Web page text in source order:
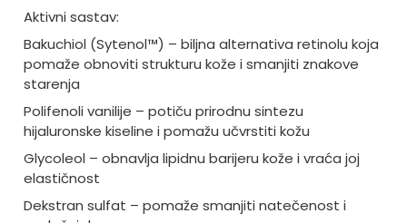
Aktivni sastav:
Bakuchiol (Sytenol™) – biljna alternativa retinolu koja
pomaže obnoviti strukturu kože i smanjiti znakove
starenja
Polifenoli vanilije – potiču prirodnu sintezu
hijaluronske kiseline i pomažu učvrstiti kožu
Glycoleol – obnavlja lipidnu barijeru kože i vraća joj
elastičnost
Dekstran sulfat – pomaže smanjiti natečenost i